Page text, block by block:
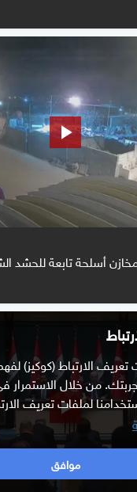
الارتباط (كوكيز)
من خلال الاستمرار
لملفات تعريف
موافق
أسلحة تابعة للحشد